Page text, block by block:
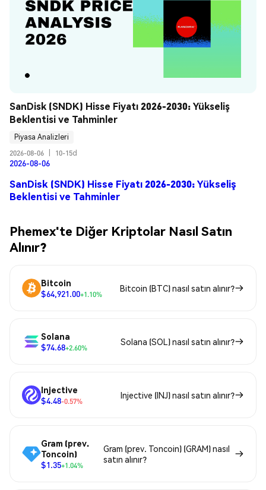
SanDisk (SNDK) Hisse Fiyatı 2026-2030: Yükseliş
Beklentisi ve Tahminler
Piyasa Analizleri
2026-08-06
10-15d
2026-08-06
SanDisk (SNDK) Hisse Fiyatı 2026-2030: Yükseliş
Beklentisi ve Tahminler
Phemex'te Diğer Kriptolar Nasıl Satın
Alınır?
Bitcoin
$64,921.00+1.10%
Bitcoin (BTC) nasıl satın alınır?
Solana
$74.68+2.60%
Solana (SOL) nasıl satın alınır?
Injective
$4.48-0.57%
Injective (INJ) nasıl satın alınır?
Gram (prev.
Toncoin)
$1.35+1.04%
Gram (prev. Toncoin) (GRAM) nasıl
satın alınır?